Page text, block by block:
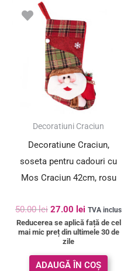
SUPER PREȚ!
Decoratiuni Craciun
Decoratiune Craciun,
soseta pentru cadouri cu
Mos Craciun 42cm, rosu
50.00lei
inițial
a
fost:
50.00 lei.
27.00 lei
este:
27.00 lei.
TVA inclus
Reducerea se aplică față de cel
mai mic preț din ultimele 30 de
zile
ADAUGĂ ÎN COȘ